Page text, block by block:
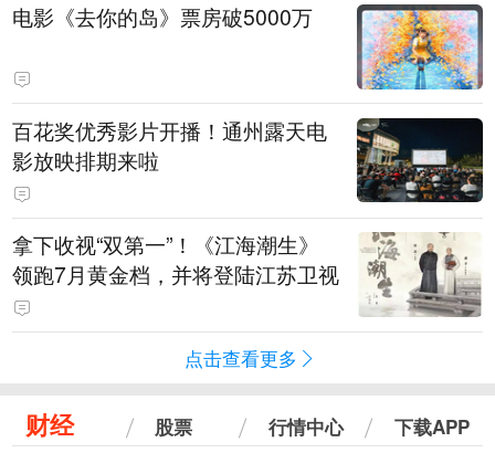
电影《去你的岛》票房破5000万
百花奖优秀影片开播！通州露天电
影放映排期来啦
拿下收视“双第一”！《江海潮生》
领跑7月黄金档，并将登陆江苏卫视
点击查看更多
财经 股票 行情中心 下载APP